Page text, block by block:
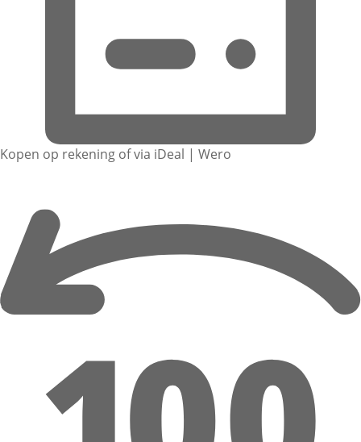
Kopen op rekening of via iDeal | Wero